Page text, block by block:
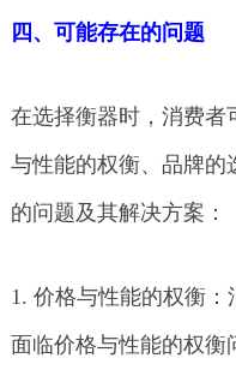
四、可能存在的问题
在选择衡器时，消费者
与性能的权衡、品牌的
的问题及其解决方案：
1. 价格与性能的权衡
面临价格与性能的权